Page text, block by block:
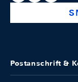
Postanschrift &